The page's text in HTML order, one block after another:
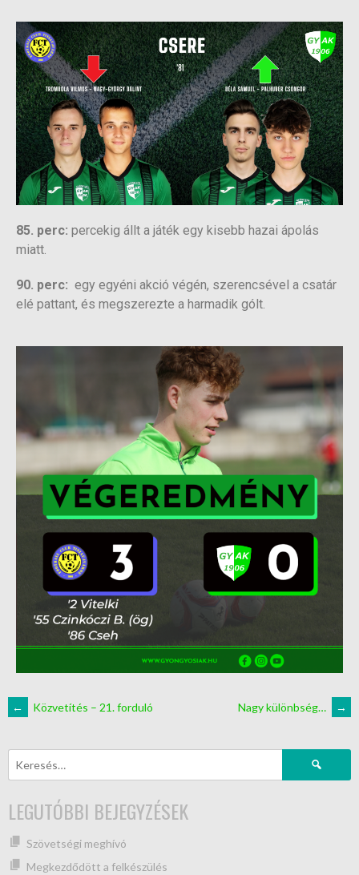
85. perc: percekig állt a játék egy kisebb hazai ápolás
miatt.
90. perc: egy egyéni akció végén, szerencsével a csatár
elé pattant, és megszerezte a harmadik gólt.
← Közvetítés – 21. forduló Nagy különbség… →
LEGUTÓBBI BEJEGYZÉSEK
Szövetségi meghívó
Megkezdődött a felkészülés